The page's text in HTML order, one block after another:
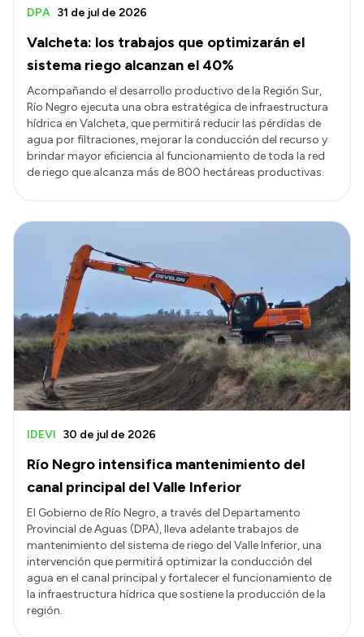
Valcheta: los trabajos que optimizarán el
sistema riego alcanzan el 40%
DPA 31 de jul de 2026
Acompañando el desarrollo productivo de la Región Sur,
Río Negro ejecuta una obra estratégica de infraestructura
hídrica en Valcheta, que permitirá reducir las pérdidas de
agua por filtraciones, mejorar la conducción del recurso y
brindar mayor eficiencia al funcionamiento de toda la red
de riego que alcanza más de 800 hectáreas productivas.
Río Negro intensifica mantenimiento del
canal principal del Valle Inferior
IDEVI 30 de jul de 2026
El Gobierno de Río Negro, a través del Departamento
Provincial de Aguas (DPA), lleva adelante trabajos de
mantenimiento del sistema de riego del Valle Inferior, una
intervención que permitirá optimizar la conducción del
agua en el canal principal y fortalecer el funcionamiento de
la infraestructura hídrica que sostiene la producción de la
región.